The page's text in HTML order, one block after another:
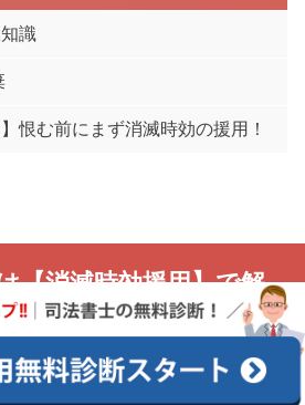
識
恨む前にまず消滅時効の援用！
【消滅時効援用】で解
決！
消滅時効の援用について調べている人に役立
報をまとめています。